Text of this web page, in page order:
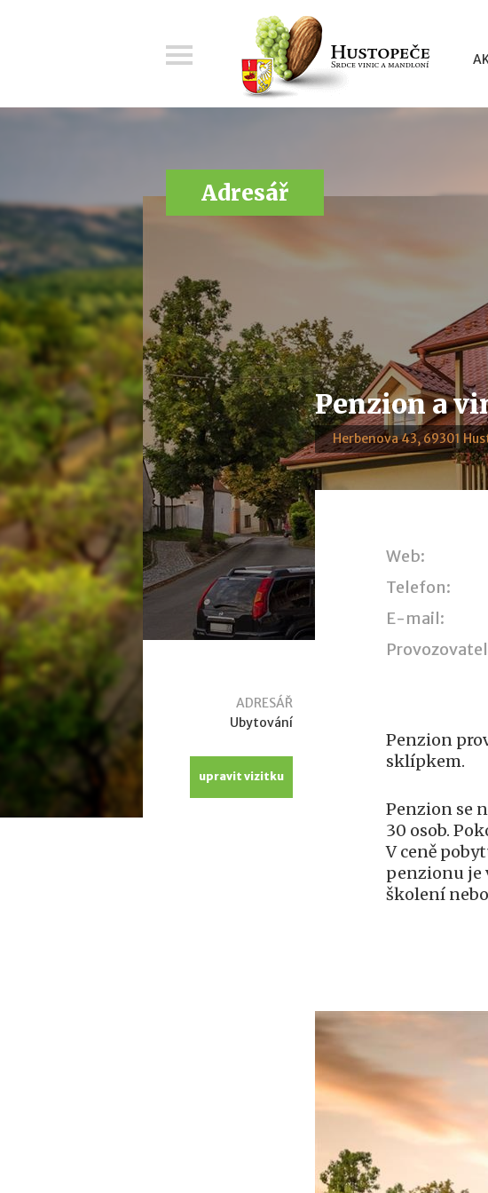
Adresář
Penzion a
Herbenova 43, 69301
ADRESÁŘ
Ubytování
upravit vizitku
Web:
Telefon:
E-mail:
Penzion
sklípkem.
Penzion se
30 osob.
V ceně
penzionu je
školení